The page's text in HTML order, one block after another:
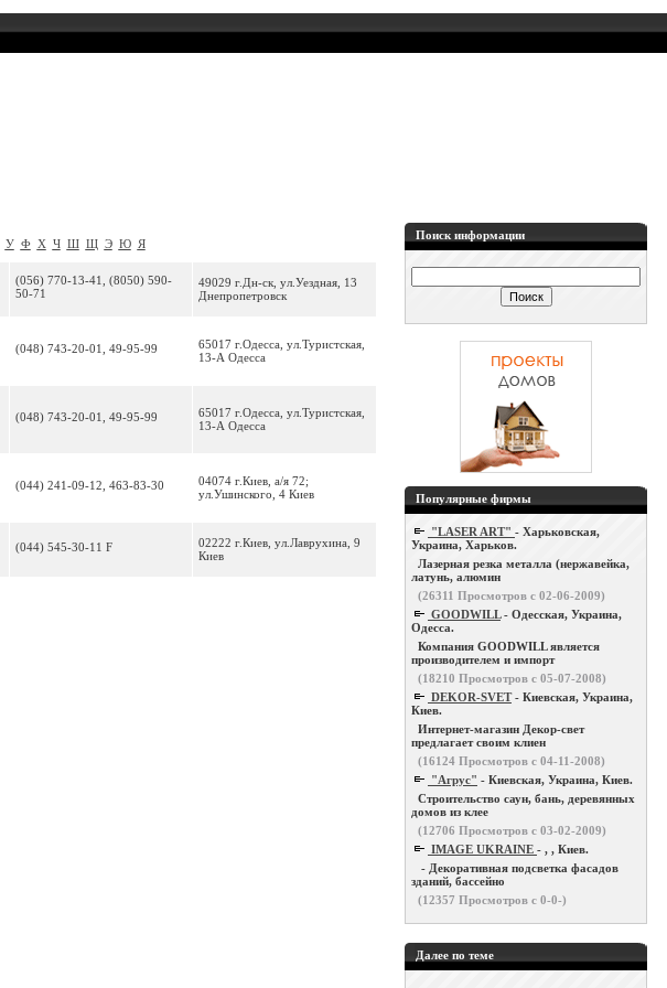
У Ф Х Ч Ш Щ Э Ю Я
(056) 770-13-41, (8050) 590-
50-71
49029 г.Дн-ск, ул.Уездная, 13
Днепропетровск
(048) 743-20-01, 49-95-99
65017 г.Одесса, ул.Туристская,
13-А Одесса
(048) 743-20-01, 49-95-99
65017 г.Одесса, ул.Туристская,
13-А Одесса
(044) 241-09-12, 463-83-30
04074 г.Киев, а/я 72;
ул.Ушинского, 4 Киев
(044) 545-30-11 F
02222 г.Киев, ул.Лаврухина, 9
Киев
Поиск информации
Популярные фирмы
"LASER ART" - Харьковская,
Украина, Харьков.
Лазерная резка металла (нержавейка,
латунь, алюмин
(26311 Просмотров с 02-06-2009)
GOODWILL- Одесская, Украина,
Одесса.
Компания GOODWILL является
производителем и импорт
(18210 Просмотров с 05-07-2008)
DEKOR-SVET- Киевская, Украина,
Киев.
Интернет-магазин Декор-свет
предлагает своим клиен
(16124 Просмотров с 04-11-2008)
"Агрус" - Киевская, Украина, Киев.
Строительство саун, бань, деревянных
домов из клее
(12706 Просмотров с 03-02-2009)
IMAGE UKRAINE - , , Киев.
- Декоративная подсветка фасадов
зданий, бассейно
(12357 Просмотров с 0-0-)
Далее по теме